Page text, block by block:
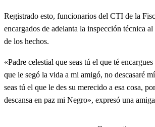
Registrado esto, funcionarios del CTI de la
encargados de adelanta la inspección técnica
de los hechos.
«Padre celestial que seas tú el que té
que le segó la vida a mi amigó, no descasaré
seas tú el que le des su merecido a esa cosa,
descansa en paz mi Negro», expresó una